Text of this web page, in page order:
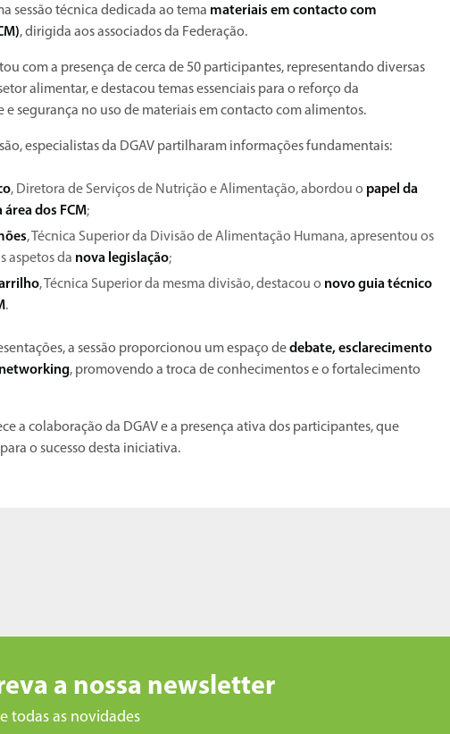
sessão técnica dedicada ao tema materiais em contacto com
, dirigida aos associados da Federação.
com a presença de cerca de 50 participantes, representando diversas
alimentar, e destacou temas essenciais para o reforço da
segurança no uso de materiais em contacto com alimentos.
especialistas da DGAV partilharam informações fundamentais:
, Diretora de Serviços de Nutrição e Alimentação, abordou o papel da
área dos FCM;
, Técnica Superior da Divisão de Alimentação Humana, apresentou os
aspetos da nova legislação;
, Técnica Superior da mesma divisão, destacou o novo guia técnico
.
a sessão proporcionou um espaço dedebate, esclarecimento
, promovendo a troca de conhecimentos e o fortalecimento
a colaboração da DGAV e a presença ativa dos participantes, que
o sucesso desta iniciativa.
a nossa newsletter
todas as novidades